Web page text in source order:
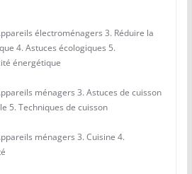
électroménagers 3. Réduire la
4. Astuces écologiques 5.
énergétique
ménagers 3. Astuces de cuisson
5. Techniques de cuisson
ménagers 3. Cuisine 4.